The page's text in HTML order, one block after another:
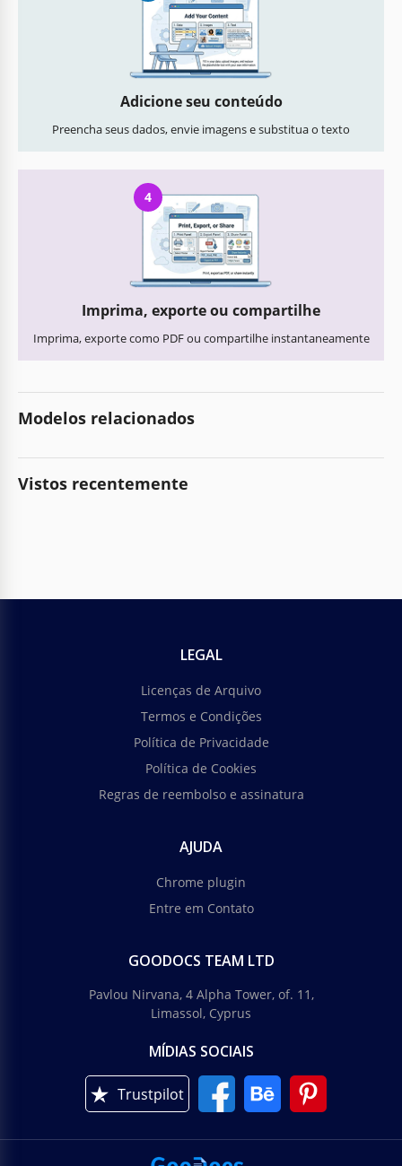
Adicione seu conteúdo
Preencha seus dados, envie imagens e substitua o texto
4
Imprima, exporte ou compartilhe
Imprima, exporte como PDF ou compartilhe instantaneamente
Modelos relacionados
Vistos recentemente
LEGAL
Licenças de Arquivo
Termos e Condições
Política de Privacidade
Política de Cookies
Regras de reembolso e assinatura
AJUDA
Chrome plugin
Entre em Contato
GOODOCS TEAM LTD
Pavlou Nirvana, 4 Alpha Tower, of. 11,
Limassol, Cyprus
MÍDIAS SOCIAIS
Trustpilot